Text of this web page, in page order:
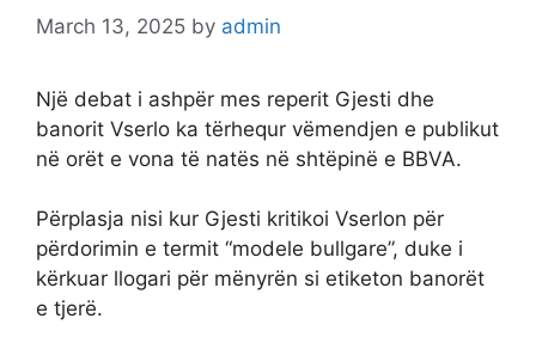
March 13, 2025 by admin
Një debat i ashpër mes reperit Gjesti dhe
banorit Vserlo ka tërhequr vëmendjen e publikut
në orët e vona të natës në shtëpinë e BBVA.
Përplasja nisi kur Gjesti kritikoi Vserlon për
përdorimin e termit “modele bullgare”, duke i
kërkuar llogari për mënyrën si etiketon banorët
e tjerë.